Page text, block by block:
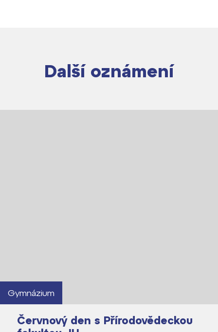
Další oznámení
Gymnázium
Červnový den s Přírodovědeckou